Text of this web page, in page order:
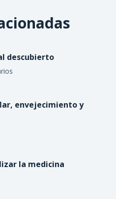
descubierto
envejecimiento y
la medicina